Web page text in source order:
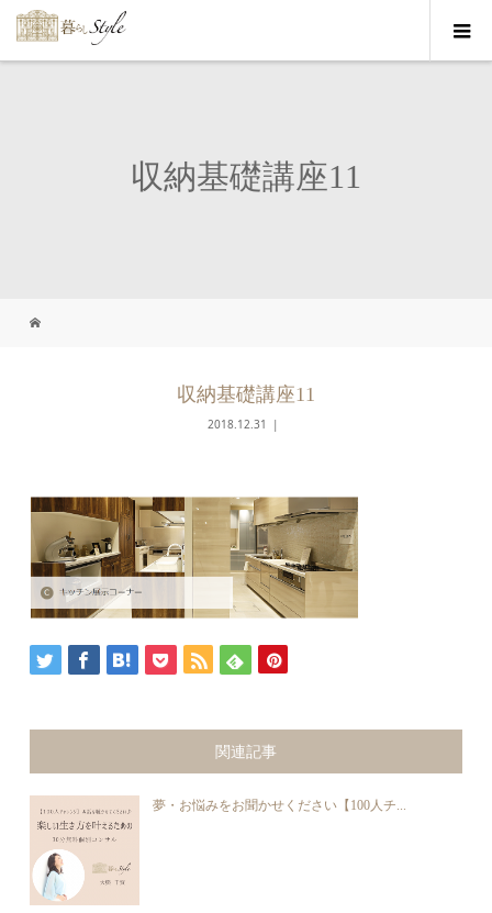
収納基礎講座11
収納基礎講座11
2018.12.31
関連記事
夢・お悩みをお聞かせください【100人チ...